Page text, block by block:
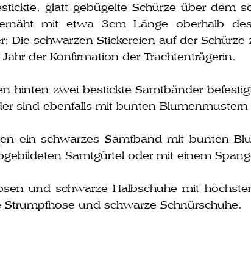
glatt gebü­gel­te Schürze über dem
mit etwa 3cm Länge ober­halb
Die schwar­zen Stickereien auf der
der Konfirmation der Trachtenträgerin.
hin­ten zwei bestick­te Samtbänder
sind eben­falls mit bun­ten Blumenmustern
ein schwar­zes Samtband mit bun­ten
Samtgürtel oder mit einem
und schwar­ze Halbschuhe mit
und schwar­ze Schnürschuhe.